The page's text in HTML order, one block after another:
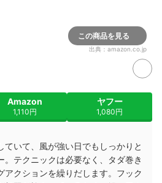
この商品を見る
出典： amazon.co.jp
Amazon
1,110円
ヤフー
1,080円
ていて、風が強い日でもしっかりと
。テクニックは必要なく、タダ巻き
アクションを繰りだします。フック